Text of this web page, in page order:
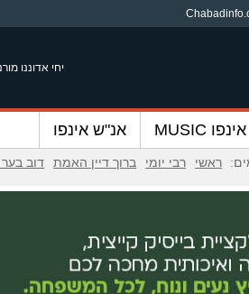
יחי אדוננו
אינפו MUSIC אנ"ש אינפו
ראשי רבי יומי ברוך דיין האמת דוב